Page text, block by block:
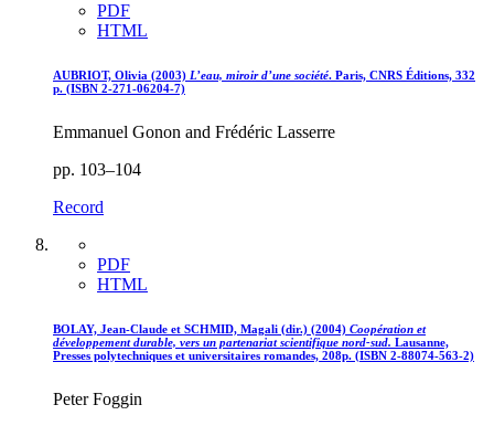
PDF
HTML
AUBRIOT, Olivia (2003) L’eau, miroir d’une société. Paris, CNRS Éditions, 332
p. (ISBN 2-271-06204-7)
Emmanuel Gonon and Frédéric Lasserre
pp. 103–104
Record
PDF
HTML
BOLAY, Jean-Claude et SCHMID, Magali (dir.) (2004) Coopération et
développement durable, vers un partenariat scientifique nord-sud. Lausanne,
Presses polytechniques et universitaires romandes, 208p. (ISBN 2-88074-563-2)
Peter Foggin